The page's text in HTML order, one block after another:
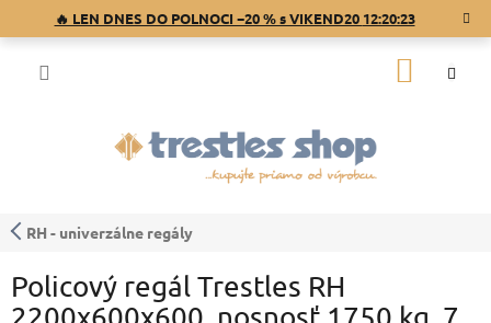
🔥 LEN DNES DO POLNOCI −20 % s VIKEND20 12:20:23
RH - univerzálne regály
Policový regál Trestles RH